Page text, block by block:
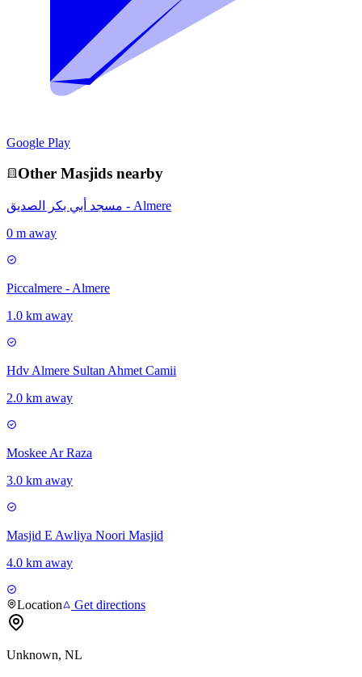
Google Play
Other Masjids nearby
مسجد أبي بكر الصديق - Almere
0 m away
Piccalmere - Almere
1.0 km away
Hdv Almere Sultan Ahmet Camii
2.0 km away
Moskee Ar Raza
3.0 km away
Masjid E Awliya Noori Masjid
4.0 km away
Location Get directions
Unknown, NL